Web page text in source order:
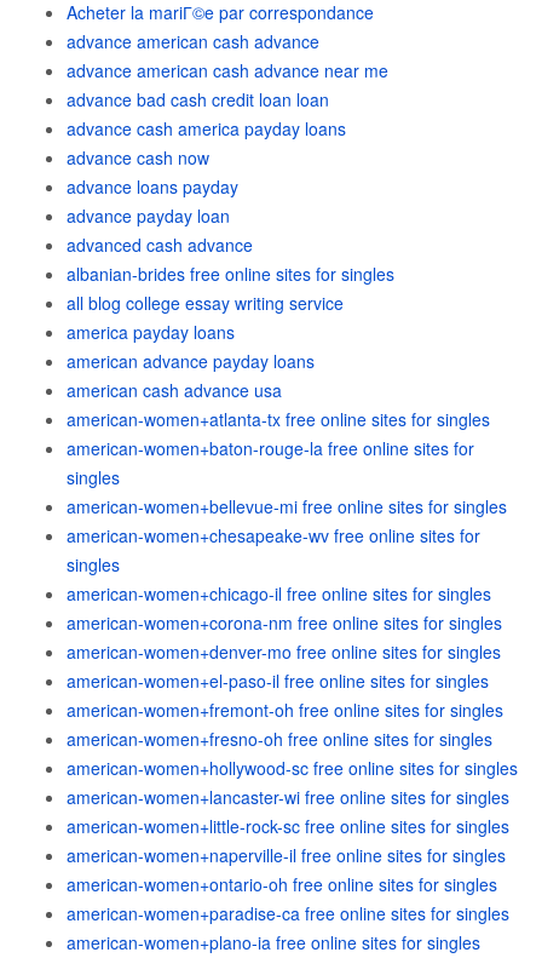
Acheter la mariГ©e par correspondance
advance american cash advance
advance american cash advance near me
advance bad cash credit loan loan
advance cash america payday loans
advance cash now
advance loans payday
advance payday loan
advanced cash advance
albanian-brides free online sites for singles
all blog college essay writing service
america payday loans
american advance payday loans
american cash advance usa
american-women+atlanta-tx free online sites for singles
american-women+baton-rouge-la free online sites for
singles
american-women+bellevue-mi free online sites for singles
american-women+chesapeake-wv free online sites for
singles
american-women+chicago-il free online sites for singles
american-women+corona-nm free online sites for singles
american-women+denver-mo free online sites for singles
american-women+el-paso-il free online sites for singles
american-women+fremont-oh free online sites for singles
american-women+fresno-oh free online sites for singles
american-women+hollywood-sc free online sites for singles
american-women+lancaster-wi free online sites for singles
american-women+little-rock-sc free online sites for singles
american-women+naperville-il free online sites for singles
american-women+ontario-oh free online sites for singles
american-women+paradise-ca free online sites for singles
american-women+plano-ia free online sites for singles